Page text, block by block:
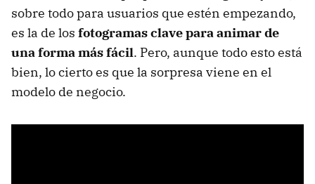
sobre todo para usuarios que estén empezando,
es la de los fotogramas clave para animar de
una forma más fácil. Pero, aunque todo esto está
bien, lo cierto es que la sorpresa viene en el
modelo de negocio.